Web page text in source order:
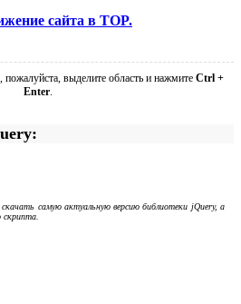
сайта в TOP.
выделите область и нажмите Ctrl +
Enter.
самую актуальную версию библиотеки jQuery, а
скрипта.